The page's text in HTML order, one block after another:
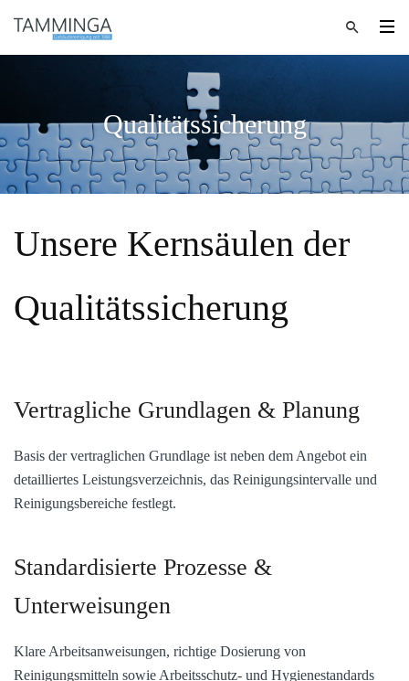
Qualitätssicherung
Unsere Kernsäulen der
Qualitätssicherung
Vertragliche Grundlagen & Planung
Basis der vertraglichen Grundlage ist neben dem Angebot ein
detailliertes Leistungsverzeichnis, das Reinigungsintervalle und
Reinigungsbereiche festlegt.
Standardisierte Prozesse &
Unterweisungen
Klare Arbeitsanweisungen, richtige Dosierung von
Reinigungsmitteln sowie Arbeitsschutz- und Hygienestandards